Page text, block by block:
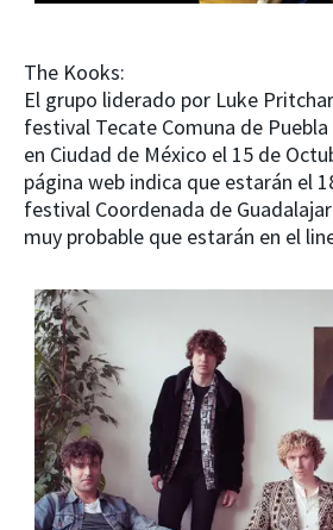
The Kooks:
El grupo liderado por Luke
festival Tecate Comuna de
en Ciudad de México el 15 de
página web indica que estarán el
festival Coordenada de
muy probable que estarán en el